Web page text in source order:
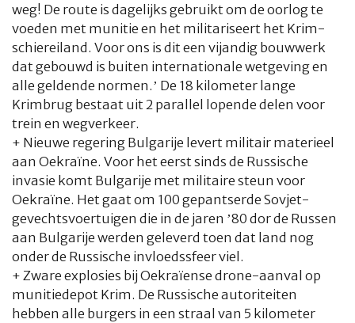
weg! De route is dagelijks gebruikt om de oorlog te
voeden met munitie en het militariseert het Krim-
schiereiland. Voor ons is dit een vijandig bouwwerk
dat gebouwd is buiten internationale wetgeving en
alle geldende normen.’ De 18 kilometer lange
Krimbrug bestaat uit 2 parallel lopende delen voor
trein en wegverkeer.
+ Nieuwe regering Bulgarije levert militair materieel
aan Oekraïne. Voor het eerst sinds de Russische
invasie komt Bulgarije met militaire steun voor
Oekraïne. Het gaat om 100 gepantserde Sovjet-
gevechtsvoertuigen die in de jaren ’80 dor de Russen
aan Bulgarije werden geleverd toen dat land nog
onder de Russische invloedssfeer viel.
+ Zware explosies bij Oekraïense drone-aanval op
munitiedepot Krim. De Russische autoriteiten
hebben alle burgers in een straal van 5 kilometer